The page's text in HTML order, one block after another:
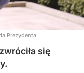
Prezydenta
się